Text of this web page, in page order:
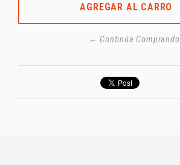
AGREGAR AL CARRO
← Continúa Comprando